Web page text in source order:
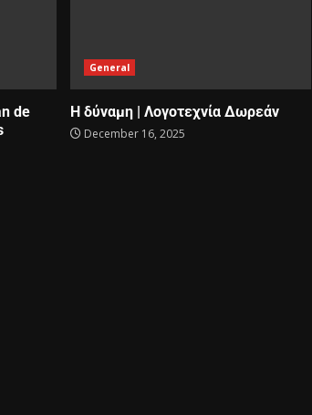
de
General
Η δύναμη | Λογοτεχνία Δωρεάν
December 16, 2025